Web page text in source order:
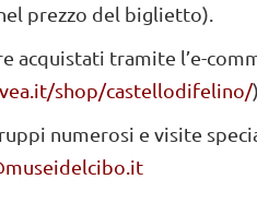
prezzo del biglietto).
acquistati tramite l’e-
shop/castellodifelino/
numerosi e visite